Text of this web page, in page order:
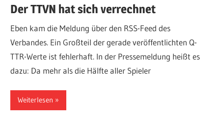
Der TTVN hat sich verrechnet
Eben kam die Meldung über den RSS-Feed des
Verbandes. Ein Großteil der gerade veröffentlichten Q-
TTR-Werte ist fehlerhaft. In der Pressemeldung heißt es
dazu: Da mehr als die Hälfte aller Spieler
Weiterlesen